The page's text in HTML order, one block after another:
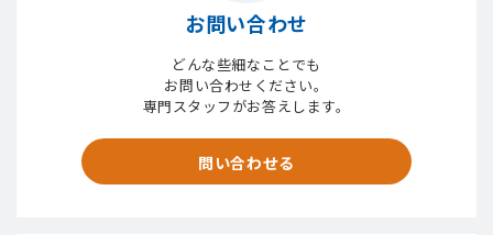
お問い合わせ
どんな些細なことでも
お問い合わせください。
専門スタッフがお答えします。
問い合わせる